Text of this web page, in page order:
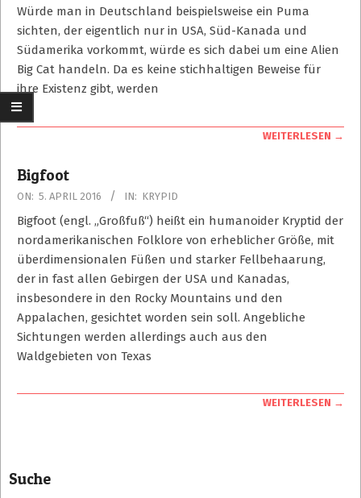
Würde man in Deutschland beispielsweise ein Puma
sichten, der eigentlich nur in USA, Süd-Kanada und
Südamerika vorkommt, würde es sich dabei um eine Alien
Big Cat handeln. Da es keine stichhaltigen Beweise für
ihre Existenz gibt, werden
WEITERLESEN →
Bigfoot
2016-
04-
ON: 5. APRIL 2016 IN: KRYPID
Bigfoot (engl. „Großfuß“) heißt ein humanoider Kryptid der
nordamerikanischen Folklore von erheblicher Größe, mit
überdimensionalen Füßen und starker Fellbehaarung,
der in fast allen Gebirgen der USA und Kanadas,
insbesondere in den Rocky Mountains und den
Appalachen, gesichtet worden sein soll. Angebliche
Sichtungen werden allerdings auch aus den
Waldgebieten von Texas
WEITERLESEN →
Suche